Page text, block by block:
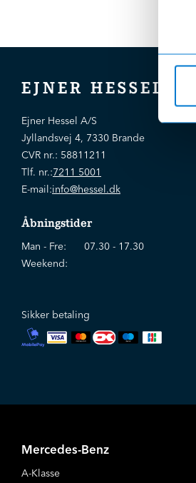
EJNER HESSEL
Ejner Hessel A/S
Jyllandsvej 4, 7330 Brande
CVR nr.: 58811211
Tlf. nr.:7211 5001
E-mail:info@hessel.dk
Åbningstider
Man - Fre:
07.30 - 17.30
Weekend:
Sikker betaling
Mercedes-Benz
A-Klasse